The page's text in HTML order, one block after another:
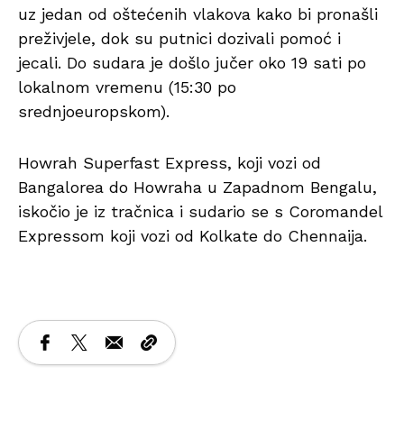
uz jedan od oštećenih vlakova kako bi pronašli
preživjele, dok su putnici dozivali pomoć i
jecali. Do sudara je došlo jučer oko 19 sati po
lokalnom vremenu (15:30 po
srednjoeuropskom).
Howrah Superfast Express, koji vozi od
Bangalorea do Howraha u Zapadnom Bengalu,
iskočio je iz tračnica i sudario se s Coromandel
Expressom koji vozi od Kolkate do Chennaija.